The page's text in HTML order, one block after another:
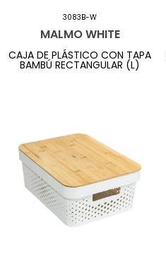
3083B-W
MALMO WHITE
CAJA DE PLÁSTICO CON TAPA
BAMBÚ RECTANGULAR (L)